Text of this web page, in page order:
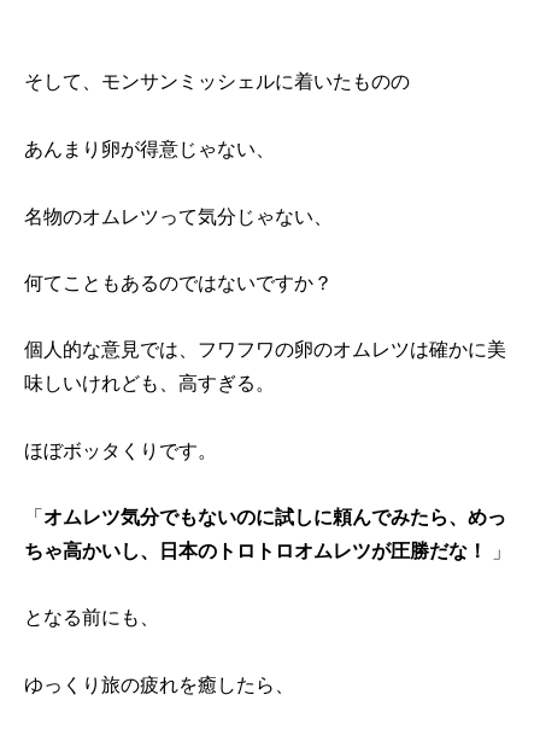
そして、モンサンミッシェルに着いたものの
あんまり卵が得意じゃない、
名物のオムレツって気分じゃない、
何てこともあるのではないですか？
個人的な意見では、フワフワの卵のオムレツは確かに美
味しいけれども、高すぎる。
ほぼボッタくりです。
「 オムレツ気分でもないのに試しに頼んでみたら、めっ
ちゃ高かいし、日本のトロトロオムレツが圧勝だな！
」
となる前にも、
ゆっくり旅の疲れを癒したら、